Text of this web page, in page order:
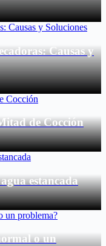
Causas y
de Cocción
estancada
o un